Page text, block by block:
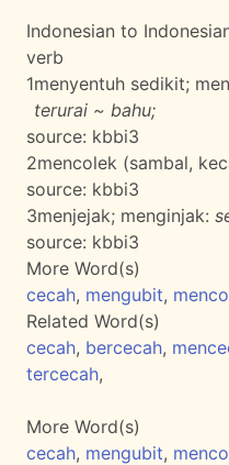
Indonesian to
verb
1menyentuh sedikit;
terurai ~ bahu;
source: kbbi3
2mencolek (sambal,
source: kbbi3
3menjejak; menginjak:
source: kbbi3
More Word(s)
cecah, mengubit,
Related Word(s)
cecah, bercecah,
tercecah,
More Word(s)
cecah, mengubit,